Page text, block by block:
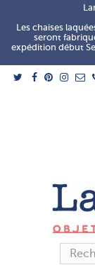
Les chaises
seront
expédition début